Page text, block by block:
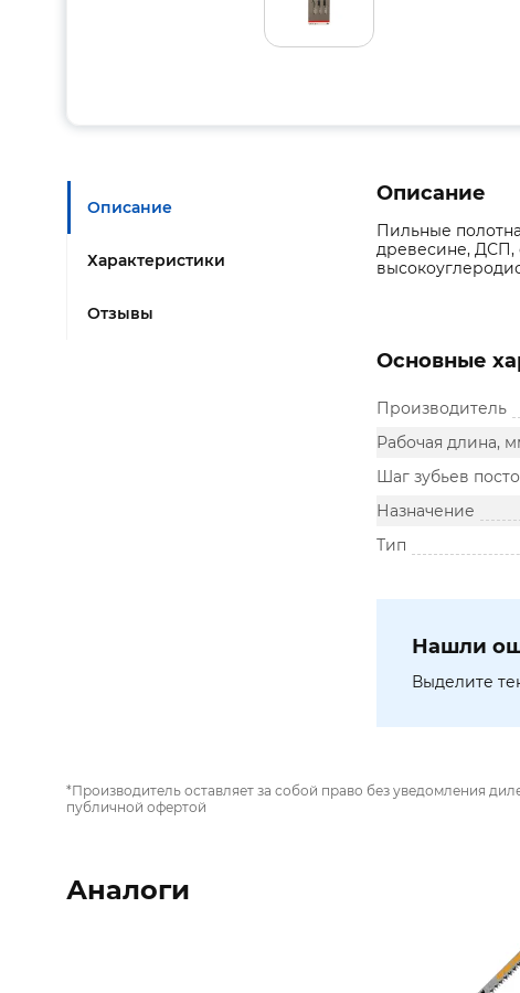
Описание
Характеристики
Отзывы
Описание
Пильные
древесине, ДСП,
Основные
Производитель
Рабочая длина,
Шаг зубьев
Назначение
Тип
Нашли
Выделите
*Производитель оставляет за собой право без уведомления
публичной офертой
Аналоги